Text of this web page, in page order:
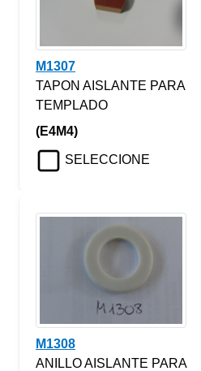
M1307
TAPON AISLANTE PARA
TEMPLADO
(E4M4)
SELECCIONE
M1308
ANILLO AISLANTE PARA